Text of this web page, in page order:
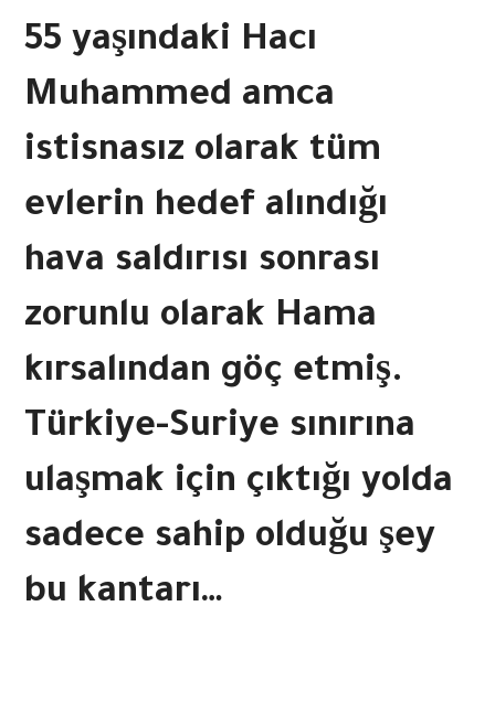
55 yaşındaki Hacı
Muhammed amca
istisnasız olarak tüm
evlerin hedef alındığı
hava saldırısı sonrası
zorunlu olarak Hama
kırsalından göç etmiş.
Türkiye-Suriye sınırına
ulaşmak için çıktığı yolda
sadece sahip olduğu şey
bu kantarı…